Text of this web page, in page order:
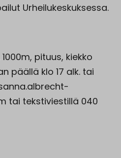
Urheilukeskuksessa.
pituus, kiekko
päällä klo 17 alk. tai
tai tekstiviestillä 040